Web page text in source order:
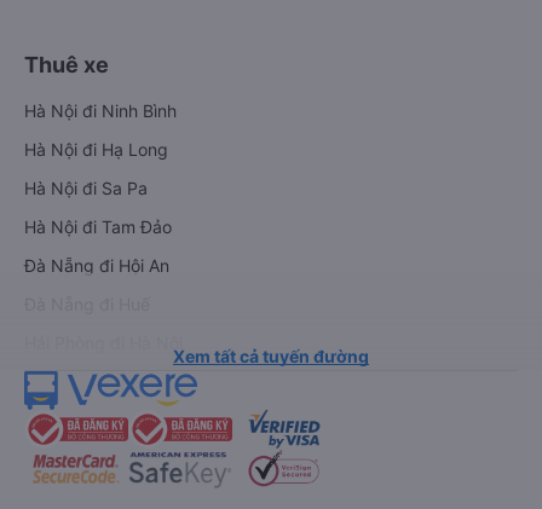
Thuê xe
Hà Nội đi Ninh Bình
Hà Nội đi Hạ Long
Hà Nội đi Sa Pa
Hà Nội đi Tam Đảo
Đà Nẵng đi Hội An
Xem tất cả tuyến đường